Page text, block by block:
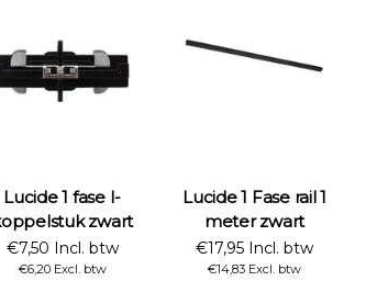
Lucide 1 fase I-
zwart
€7,50 Incl. btw
€6,20 Excl. btw
Lucide 1 Fase rail 1
meter zwart
€17,95 Incl. btw
€14,83 Excl. btw